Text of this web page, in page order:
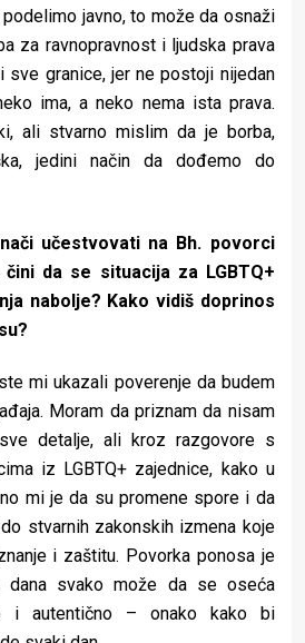
javno, to može da osnaži
za ravnopravnost i ljudska prava
sve granice, jer ne postoji nijedan
ima, a neko nema ista prava.
ali stvarno mislim da je borba,
jedini način da dođemo do
učestvovati na Bh. povorci
da se situacija za LGBTQ+
nabolje? Kako vidiš doprinos
mi ukazali poverenje da budem
Moram da priznam da nisam
detalje, ali kroz razgovore s
iz LGBTQ+ zajednice, kako u
mi je da su promene spore i da
stvarnih zakonskih izmena koje
i zaštitu. Povorka ponosa je
dana svako može da se oseća
i autentično – onako kako bi